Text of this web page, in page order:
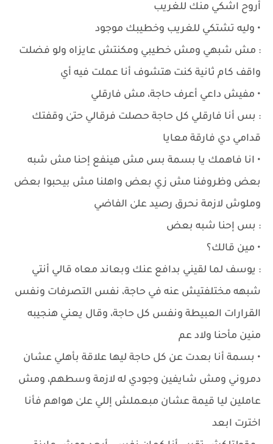
أروح اشكي منك للغريب
• وليه تشتكي للغريب وخطيبك موجود
: مش شبهي ومش خطيبي ومكنتش عايزاه ولو فضلت
واقف كام ثانية كنت هتشوف أنا عملت فيه أي
• مفيش داعي أعرف حاجة، مش فارقلي
: بس أنا فارقلي كل حاجة حصلت فرقالي حتىٰ وقفتك
قدامي دي فارقة معايا
• انا فاهمك يا بسمة بس مش هينفع إحنا مش شبه
بعض وظروفنا مش زي بعض واهلنا مش بيحبوا بعض
وملوش لازمة نحرق رصيد علىٰ الفاضي
: بس إحنا شبه بعض
• مين قالك؟
: يوسف لما لقيني بدافع عنك وبعاند معاه قالي أنتي
شبهه مختلفتيش عنه في حاجة، نفس التصرفات ونفس
القرارات العبيطة ونفس كل حاجة، وقال يعني هنجيبه
منين مأحنا ولاد عم
• بسمة أنا بعدت عن كل حاجة ليها علاقة بأهلي عشان
دمروني ومش شايفين وجودي له لازمة وسطهم، ومش
عاملين ليا قيمة عشان مبعملش إللي علىٰ هواهم فأنا
اخترت ابعد